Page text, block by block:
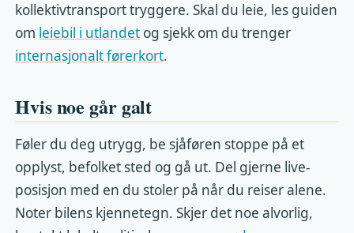
kollektivtransport tryggere. Skal du leie, les guiden
om leiebil i utlandet og sjekk om du trenger
internasjonalt førerkort.
Hvis noe går galt
Føler du deg utrygg, be sjåføren stoppe på et
opplyst, befolket sted og gå ut. Del gjerne live-
posisjon med en du stoler på når du reiser alene.
Noter bilens kjennetegn. Skjer det noe alvorlig,